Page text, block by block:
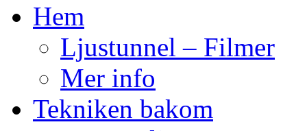
Hem
Ljustunnel – Filmer
Mer info
Tekniken bakom